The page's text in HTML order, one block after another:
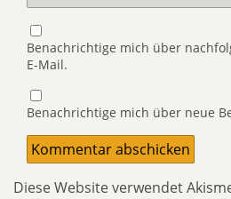
Benachrichtige mich über
E-Mail.
Benachrichtige mich über neue
Diese Website verwendet